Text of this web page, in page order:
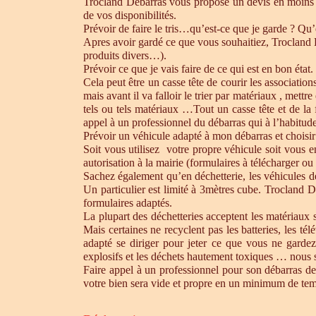
de vos disponibilités.
Prévoir de faire le tris…qu’est-ce que je garde ?
Apres avoir gardé ce que vous souhaitiez,
produits divers…).
Prévoir ce que je vais faire de ce qui est en bon
Cela peut être un casse tête de courir les
mais avant il va falloir le trier par matériaux , mettre
tels ou tels matériaux …Tout un casse tête et de la
appel à un professionnel du débarras qui à
Prévoir un véhicule adapté à mon débarras et
Soit vous utilisez votre propre véhicule soit vous
autorisation à la mairie (formulaires à télécharger
Sachez également qu’en déchetterie, les
Un particulier est limité à 3mètres cube. Trocland
formulaires adaptés.
La plupart des déchetteries acceptent les
Mais certaines ne recyclent pas les batteries, les
adapté se diriger pour jeter ce que vous ne
explosifs et les déchets hautement toxiques … nous
Faire appel à un professionnel pour son débarras
votre bien sera vide et propre en un minimum de